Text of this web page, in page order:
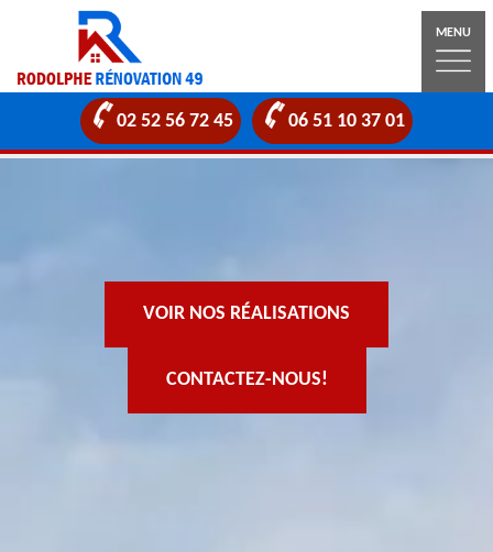
MENU
02 52 56 72 45 06 51 10 37 01
VOIR NOS RÉALISATIONS
CONTACTEZ-NOUS!